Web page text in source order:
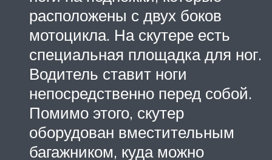
расположены с двух боков
мотоцикла. На скутере есть
специальная площадка для ног.
Водитель ставит ноги
непосредственно перед собой.
Помимо этого, скутер
оборудован вместительным
багажником, куда можно